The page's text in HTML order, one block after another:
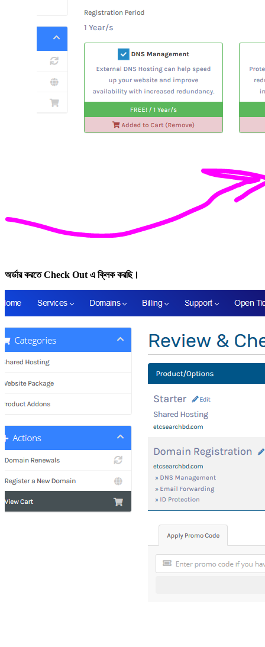
অর্ডার করতে Check Out এ ক্লিক করছি।